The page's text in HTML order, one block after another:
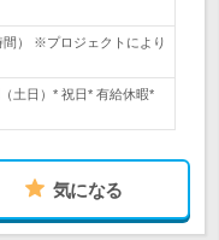
間） ※プロジェクトにより
土日）* 祝日* 有給休暇*
気になる